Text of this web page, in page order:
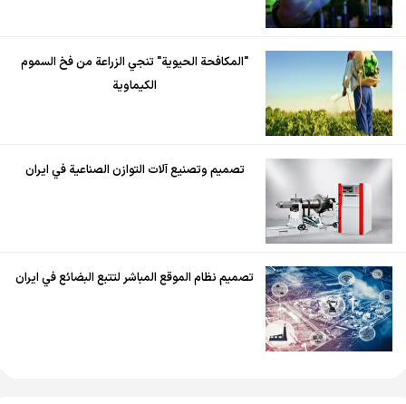
"المكافحة الحيوية" تنجي الزراعة من فخ السموم
الكيماوية
تصميم وتصنيع آلات التوازن الصناعية في ايران
تصميم نظام الموقع المباشر لتتبع البضائع في ايران